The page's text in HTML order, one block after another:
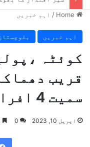
/ اہم خبریں
اہم خبریں
کوئٹہ
سمیت 4 افراد جاں بحق
اپریل 10, 2023 0